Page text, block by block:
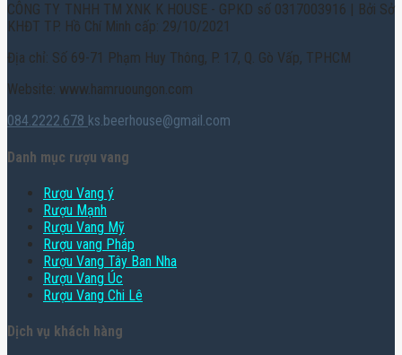
CÔNG TY TNHH TM XNK K HOUSE - GPKD số 0317003916 | Bởi Sở
KHĐT TP. Hồ Chí Minh cấp: 29/10/2021
Địa chỉ: Số 69-71 Phạm Huy Thông, P. 17, Q. Gò Vấp, TPHCM
Website: www.hamruoungon.com
084.2222.678 ks.beerhouse@gmail.com
Danh mục rượu vang
Rượu Vang ý
Rượu Mạnh
Rượu Vang Mỹ
Rượu vang Pháp
Rượu Vang Tây Ban Nha
Rượu Vang Úc
Rượu Vang Chi Lê
Dịch vụ khách hàng